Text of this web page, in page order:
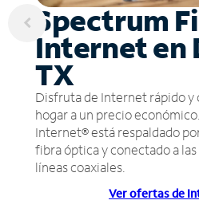
Spectrum
Internet en
TX
Disfruta de Internet rápido y
hogar a un precio
Internet® está respaldado
fibra óptica y conectado a
líneas coaxiales.
Ver ofertas de